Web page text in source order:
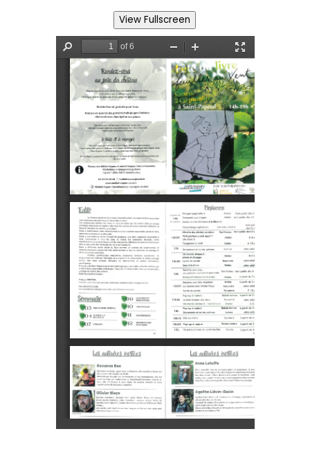
View Fullscreen